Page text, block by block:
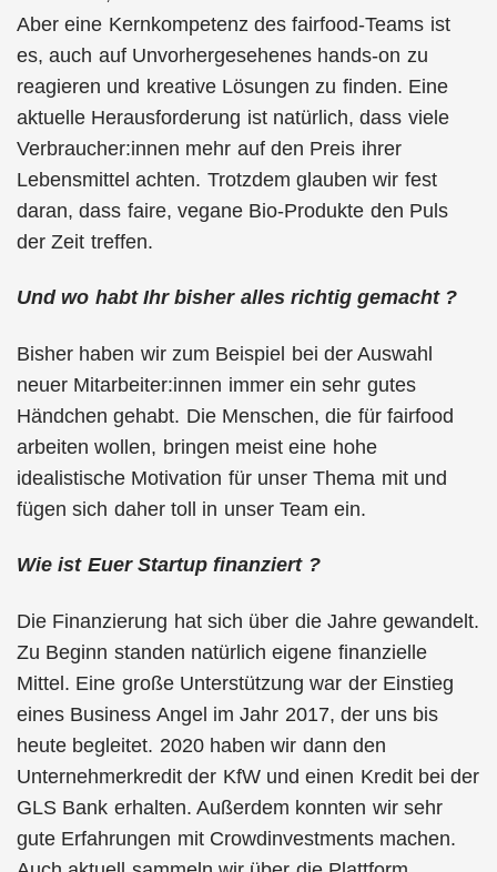
Aber eine Kernkompetenz des fairfood-Teams ist
es, auch auf Unvorhergesehenes hands-on zu
reagieren und kreative Lösungen zu finden. Eine
aktuelle Herausforderung ist natürlich, dass viele
Verbraucher:innen mehr auf den Preis ihrer
Lebensmittel achten. Trotzdem glauben wir fest
daran, dass faire, vegane Bio-Produkte den Puls
der Zeit treffen.
Und wo habt Ihr bisher alles richtig gemacht ?
Bisher haben wir zum Beispiel bei der Auswahl
neuer Mitarbeiter:innen immer ein sehr gutes
Händchen gehabt. Die Menschen, die für fairfood
arbeiten wollen, bringen meist eine hohe
idealistische Motivation für unser Thema mit und
fügen sich daher toll in unser Team ein.
Wie ist Euer Startup finanziert ?
Die Finanzierung hat sich über die Jahre gewandelt.
Zu Beginn standen natürlich eigene finanzielle
Mittel. Eine große Unterstützung war der Einstieg
eines Business Angel im Jahr 2017, der uns bis
heute begleitet. 2020 haben wir dann den
Unternehmerkredit der KfW und einen Kredit bei der
GLS Bank erhalten. Außerdem konnten wir sehr
gute Erfahrungen mit Crowdinvestments machen.